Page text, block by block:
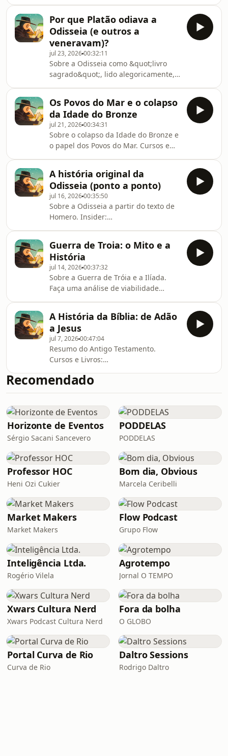
⁠⁠estranhahistoria.com.br⁠
Por que Platão odiava a
Odisseia (e outros a
veneravam)?
jul 23, 202600:32:11
Sobre a Odisseia como &quot;livro
sagrado&quot;, lido alegoricamente,
https://voceeuropeu.com.br/historia
Cursos e Livros:
⁠⁠estranhahistoria.com.br⁠
Os Povos do Mar e o colapso
da Idade do Bronze
jul 21, 202600:34:31
Sobre o colapso da Idade do Bronze e
o papel dos Povos do Mar. Cursos e
A história original da
Odisseia (ponto a ponto)
jul 16, 202600:35:50
Sobre a Odisseia a partir do texto de
Homero. Insider:
⁠estranhahistoria.com.br
Guerra de Troia: o Mito e a
História
jul 14, 202600:37:32
Sobre a Guerra de Tróia e a Ilíada.
Faça uma análise de viabilidade
Cursos e Livros:
⁠⁠estranhahistoria.com.br⁠
A História da Bíblia: de Adão
a Jesus
jul 7, 202600:47:04
Resumo do Antigo Testamento.
Cursos e Livros:
Recomendado
Horizonte de Eventos
Sérgio Sacani Sancevero
PODDELAS
PODDELAS
Professor HOC
Heni Ozi Cukier
Bom dia, Obvious
Marcela Ceribelli
Market Makers
Market Makers
Flow Podcast
Grupo Flow
Inteligência Ltda.
Rogério Vilela
Agrotempo
Jornal O TEMPO
Xwars Cultura Nerd
Xwars Podcast Cultura Nerd
Fora da bolha
O GLOBO
Portal Curva de Rio
Curva de Rio
Daltro Sessions
Rodrigo Daltro